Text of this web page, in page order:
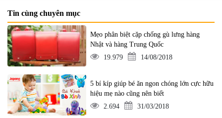
Tin cùng chuyên mục
Mẹo phân biệt cặp chống gù lưng hàng
Nhật và hàng Trung Quốc
19.979
14/08/2018
5 bí kíp giúp bé ăn ngon chóng lớn cực hữu
hiệu mẹ nào cũng nên biết
2.694
31/03/2018